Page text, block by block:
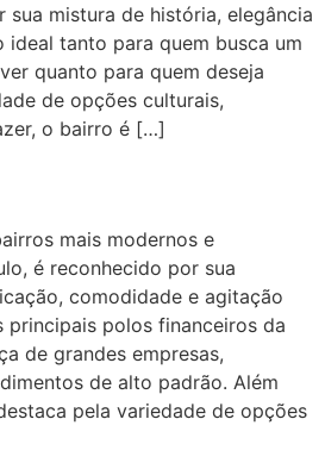
mistura de história, elegância
ideal tanto para quem busca um
quanto para quem deseja
de opções culturais,
o bairro é […]
mais modernos e
é reconhecido por sua
comodidade e agitação
principais polos financeiros da
de grandes empresas,
de alto padrão. Além
pela variedade de opções